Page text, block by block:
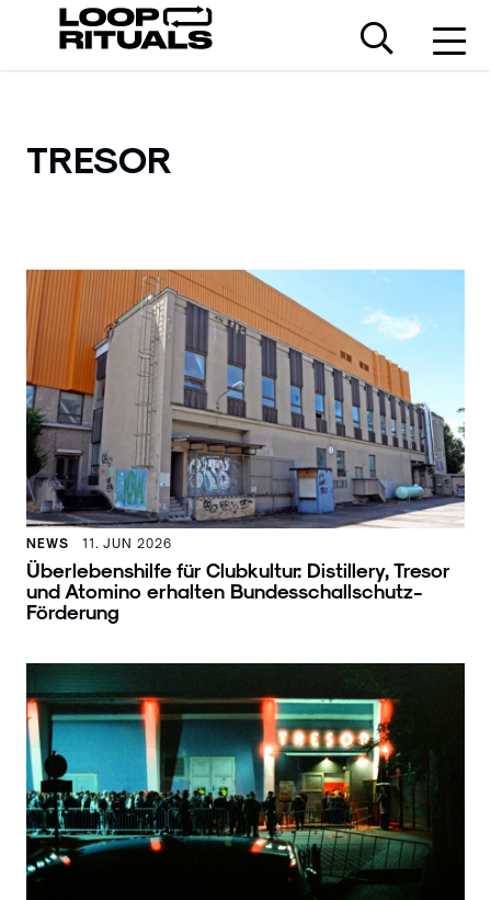
TRESOR
NEWS 11. JUN 2026
Überlebenshilfe für Clubkultur: Distillery, Tresor
und Atomino erhalten Bundesschallschutz-
Förderung